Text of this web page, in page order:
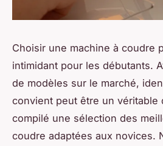
Choisir une machine à coudre
intimidant pour les débutants.
de modèles sur le marché,
convient peut être un véritable
compilé une sélection des
coudre adaptées aux novices.